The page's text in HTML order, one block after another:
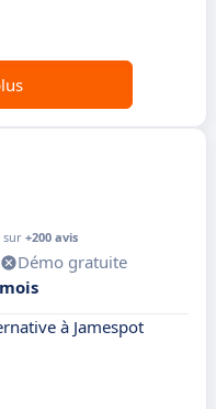
sur +200 avis
Démo gratuite
à Jamespot